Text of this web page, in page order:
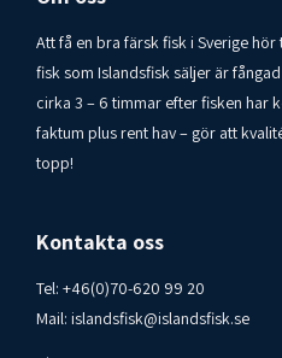
Salt 0,04 g
Upprunaland: Ísland - Framleitt
Geymsluskilyrði: Best geymt á
20°C).
Neytendasamband: Islandsfisk i
Att få en bra färsk fisk i Sverige
fisk som Islandsfisk säljer är
cirka 3 – 6 timmar efter fisken har
faktum plus rent hav – gör att
topp!
Kontakta oss
Tel: +46(0)70-620 99 20
Mail: islandsfisk@islandsfisk.se